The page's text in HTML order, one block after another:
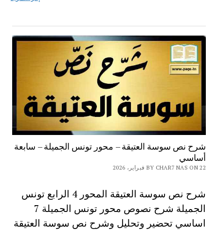
شرح نص سوسة العتيقة – محور تونس الجميلة – سابعة
أساسي
BY CHAR7 NAS ON 22 فبراير، 2026
شرح نص سوسة العتيقة المحور 4 الرابع تونس
الجميلة شرح نصوص محور تونس الجميلة 7
اساسي تحضير وتحليل وشرح نص سوسة العتيقة